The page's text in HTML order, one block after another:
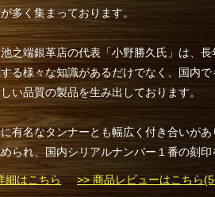
多く集まっております。
之端銀革店の代表「小野勝久氏」は、
る様々な知識があるだけでなく、国内
い品質の製品を生み出しております。
有名なタンナーとも幅広く付き合いが
られ、国内シリアルナンバー１番の刻
細はこちら >> 商品レビューはこちら